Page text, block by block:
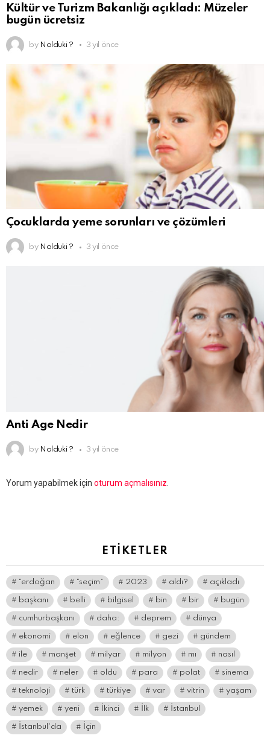
Kültür ve Turizm Bakanlığı açıkladı: Müzeler
bugün ücretsiz
by Nolduki ? 3 yıl önce
Çocuklarda yeme sorunları ve çözümleri
by Nolduki ? 3 yıl önce
Anti Age Nedir
by Nolduki ? 3 yıl önce
Bir
Yorum yapabilmek için oturum açmalısınız.
ETIKETLER
“erdoğan “seçim” 2023 aldı? açıkladı
başkanı belli bilgisel bin bir bugün
cumhurbaşkanı daha: deprem dünya
ekonomi elon eğlence gezi gündem
ile manşet milyar milyon mı nasıl
nedir neler oldu para polat sinema
teknoloji türk türkiye var vitrin yaşam
yemek yeni İkinci İlk İstanbul
İstanbul’da İçin